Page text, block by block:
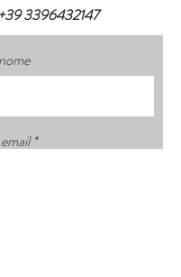
+39 3396432147